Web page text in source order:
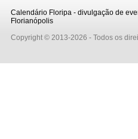
Calendário Floripa - divulgação de
Florianópolis
Copyright © 2013-2026 - Todos os